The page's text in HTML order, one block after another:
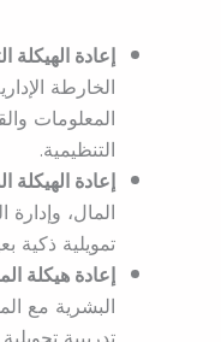
إعادة الهيكلة
الخارطة
المعلومات
التنظيمية.
إعادة الهيكلة
المال، وإدارة
تمويلية ذكية
إعادة هيكلة
البشرية مع